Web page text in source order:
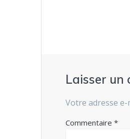
Laisser un
Votre adresse
Commentaire*